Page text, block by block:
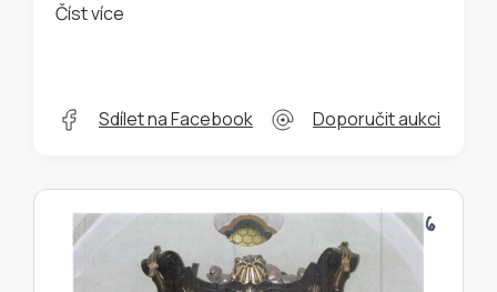
Číst více
Sdílet na Facebook Doporučit aukci